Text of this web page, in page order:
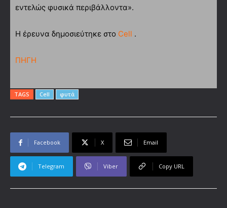
εντελώς φυσικά περιβάλλοντα».
Η έρευνα δημοσιεύτηκε στο Cell .
ΠΗΓΗ
TAGS Cell φυτά
Facebook X Email
Telegram Viber Copy URL